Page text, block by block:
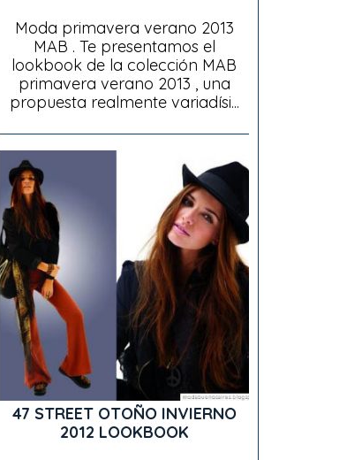
Moda primavera verano 2013
MAB . Te presentamos el
lookbook de la colección MAB
primavera verano 2013 , una
propuesta realmente variadísi...
47 STREET OTOÑO INVIERNO
2012 LOOKBOOK